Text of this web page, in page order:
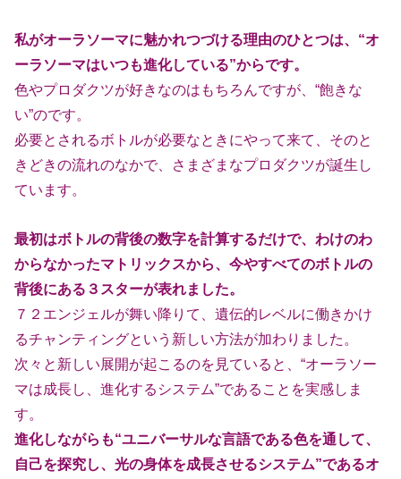
私がオーラソーマに魅かれつづける理由のひとつは、“オ
ーラソーマはいつも進化している”からです。
色やプロダクツが好きなのはもちろんですが、“飽きな
い”のです。
必要とされるボトルが必要なときにやって来て、そのと
きどきの流れのなかで、さまざまなプロダクツが誕生し
ています。
最初はボトルの背後の数字を計算するだけで、わけのわ
からなかったマトリ ックスから、今やすべてのボトルの
背後にある３スターが表れました。
７２エンジェルが舞い降りて、遺伝的レベルに働きかけ
るチャンティングと いう新しい方法が加わりました。
次々と新しい展開が起こるのを見ていると、“オーラソー
マは成長し、進化するシステム”であることを実感しま
す。
進化しながらも“ユニバーサルな言語である色を通して、
自己を探究し、光の身体を成長させるシステム”であるオ